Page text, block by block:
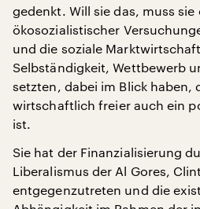
gedenkt. Will sie das, muss sie
ökosozialistischer
und die soziale
Selbständigkeit, Wettbewerb
setzten, dabei im Blick haben,
wirtschaftlich freier auch ein
ist.
Sie hat der Finanzialisierung
Liberalismus der Al Gores,
entgegenzutreten und die